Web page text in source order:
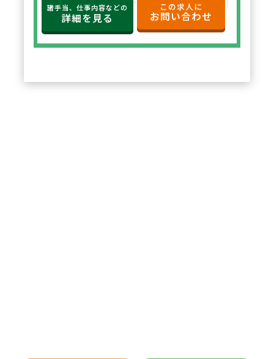
定。年俸制で収入の見通しも立て
やすく、選択した都道府県内で安
諸手当、仕事内容などの
詳細を見る
この求人に
お問い合わせ